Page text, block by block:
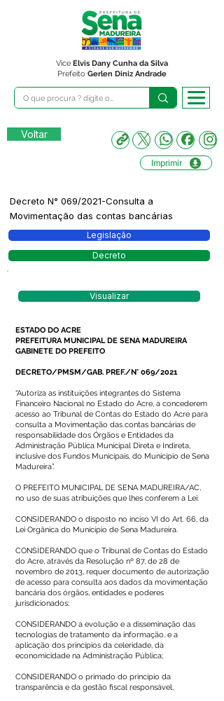
Prefeito Gerlen Diniz Andrade
Vice Elvis Dany Cunha da Silva
Voltar
Imprimir
Decreto N° 069/2021-Consulta a
Movimentação das contas bancárias
Legislação
Decreto
Visualizar
ESTADO DO ACRE
PREFEITURA MUNICIPAL DE SENA MADUREIRA
GABINETE DO PREFEITO
DECRETO/PMSM/GAB. PREF./N° 069/2021
“Autoriza as instituições integrantes do Sistema
Financeiro Nacional no Estado do Acre, a concederem
acesso ao Tribunal de Contas do Estado do Acre para
consulta a Movimentação das contas bancárias de
responsabilidade dos Órgãos e Entidades da
Administração Pública Municipal Direta e Indireta,
inclusive dos Fundos Municipais, do Município de Sena
Madureira”.
O PREFEITO MUNICIPAL DE SENA MADUREIRA/AC,
no uso de suas atribuições que lhes conferem a Lei:
CONSIDERANDO o disposto no inciso VI do Art. 66, da
Lei Orgânica do Município de Sena Madureira.
CONSIDERANDO que o Tribunal de Contas do Estado
do Acre, através da Resolução nº 87, de 28 de
novembro de 2013, requer documento de autorização
de acesso para consulta aos dados da movimentação
bancária dos órgãos, entidades e poderes
jurisdicionados;
CONSIDERANDO a evolução e a disseminação das
tecnologias de tratamento da informação, e a
aplicação dos princípios da celeridade, da
economicidade na Administração Pública;
CONSIDERANDO o primado do princípio da
transparência e da gestão fiscal responsável,